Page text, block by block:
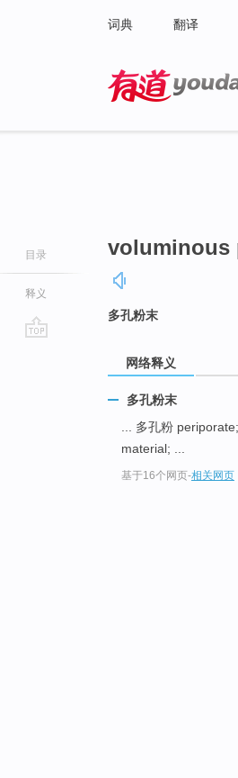
词典 翻译
目录
释义
voluminous
多孔粉末
网络释义
多孔粉末
... 多孔粉 periporate;
material; ...
基于16个网页-相关网页